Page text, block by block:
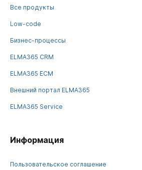
Все продукты
Low-code
Бизнес-процессы
ELMA365 CRM
ELMA365 ECM
Внешний портал ELMA365
ELMA365 Service
Информация
Пользовательское соглашение